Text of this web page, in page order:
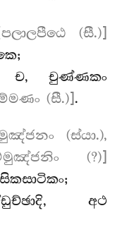
[පලාලපීඨෙ (සී.)]
ච, චුණ්ණකං
(සී.)] .
(ස්යා.),
(?)]
අථ